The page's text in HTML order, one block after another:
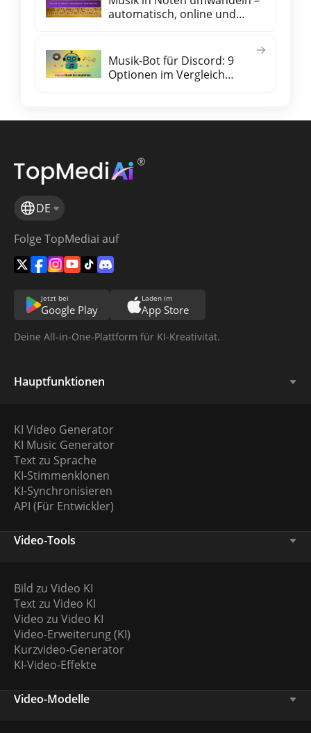
automatisch, online und
Musik-Bot für Discord: 9
Optionen im Vergleich
DE
Folge TopMediai auf
Jetzt bei
Google Play
Laden im
App Store
Deine All-in-One-Plattform für KI-Kreativität.
Hauptfunktionen
KI Video Generator
KI Music Generator
Text zu Sprache
KI-Stimmenklonen
KI-Synchronisieren
API (Für Entwickler)
Video-Tools
Bild zu Video KI
Text zu Video KI
Video zu Video KI
Video-Erweiterung (KI)
Kurzvideo-Generator
KI-Video-Effekte
Video-Modelle